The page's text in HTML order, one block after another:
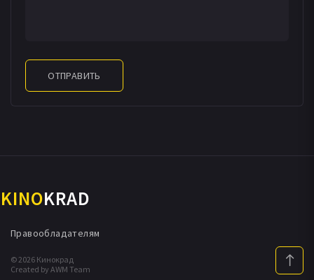
ОТПРАВИТЬ
KINOKRAD
© 2026 Кинокрад
Created by AWM Team
Правообладателям